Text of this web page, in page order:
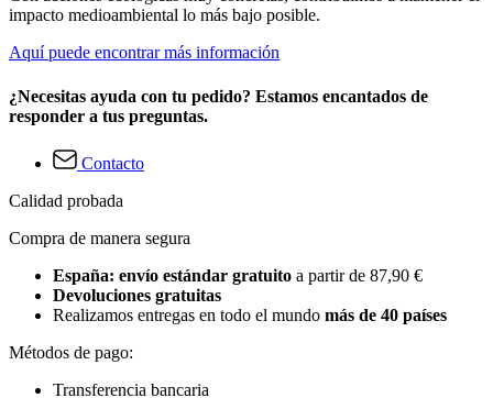
impacto medioambiental lo más bajo posible.
Aquí puede encontrar más información
¿Necesitas ayuda con tu pedido? Estamos encantados de
responder a tus preguntas.
Contacto
Calidad probada
Compra de manera segura
España: envío estándar gratuito a partir de 87,90 €
Devoluciones gratuitas
Realizamos entregas en todo el mundo más de 40 países
Métodos de pago:
Transferencia bancaria